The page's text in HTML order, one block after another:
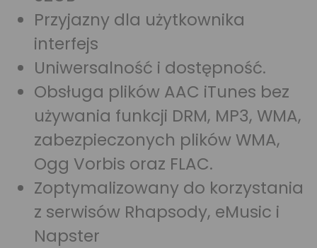
Przyjazny dla użytkownika
interfejs
Uniwersalność i dostępność.
Obsługa plików AAC iTunes bez
używania funkcji DRM, MP3, WMA,
zabezpieczonych plików WMA,
Ogg Vorbis oraz FLAC.
Zoptymalizowany do korzystania
z serwisów Rhapsody, eMusic i
Napster